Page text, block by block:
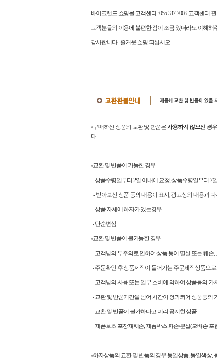
바이크랜드 쇼핑몰 고객센터 : 055-337-7008 고객센터
고객분들의 이용에 불편한 점이 조금 있더라도 이해해
감사합니다. 즐거운 쇼핑 되십시오
●구매하신 상품의 교환 및 반품은사용하지 않으신 경
다.
●교환 및 반품이 가능한 경우
- 상품수령일부터 2일 이내에 요청, 상품수령일부터 7
- 받아보신 상품 등의 내용이 표시, 광고상의 내용과
- 상품 자체에 하자가 있는경우
- 단순변심
●교환 및 반품이 불가능한 경우
- 고객님의 부주의로 인하여 상품 등이 멸실 또는 훼
- 주문확인 후 상품제작이 들어가는 주문제작상품으
- 고객님의 사용 또는 일부 소비에 의하여 상품등의 가
- 교환 및 반품기간을 넘어 시간이 경과되어 상품등의
- 교환 및 반품이 불가하다고 미리 공지한 상품
- 제품보호 포장재훼손, 제품박스 파손/분실(오배송 포
●하자상품의 교환 및 반품의 경우 동일상품, 동일색상